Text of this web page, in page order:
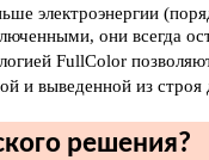
электроэнергии
они всегда
FullColor
и выведенной из
решения?